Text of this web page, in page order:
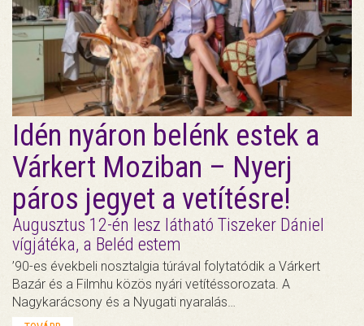
Idén nyáron belénk estek a
Várkert Moziban – Nyerj
páros jegyet a vetítésre!
Augusztus 12-én lesz látható Tiszeker Dániel
vígjátéka, a Beléd estem
’90-es évekbeli nosztalgia túrával folytatódik a Várkert
Bazár és a Filmhu közös nyári vetítéssorozata. A
Nagykarácsony és a Nyugati nyaralás…